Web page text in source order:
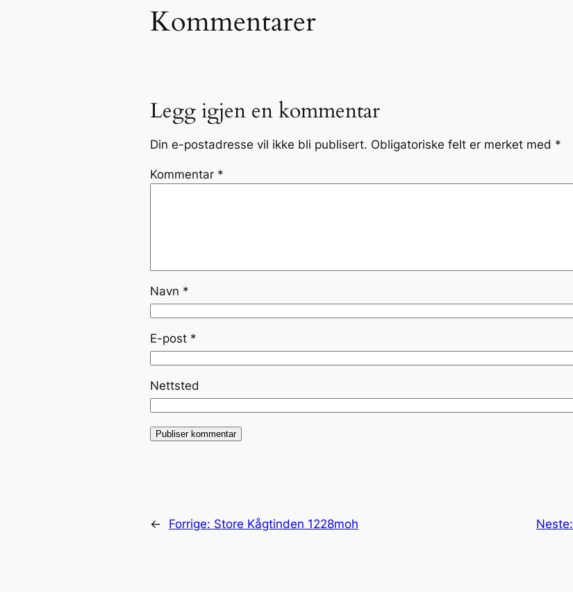
Kommentarer
Legg igjen en kommentar
Din e-postadresse vil ikke bli publisert. Obligatoriske felt er merket med *
Kommentar *
Navn *
E-post *
Nettsted
← Forrige: Store Kågtinden 1228moh Neste: